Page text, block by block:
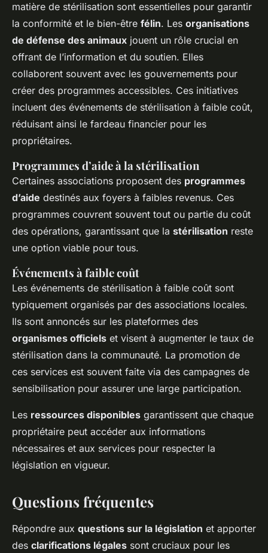
matière de stérilisation sont essentielles pour garantir
la conformité et le bien-être félin. Les organisations
de défense des animaux jouent un rôle crucial en
offrant de l’information et du soutien. Elles
collaborent souvent avec les gouvernements pour
créer des programmes accessibles. Ces initiatives
incluent des événements de stérilisation à faible coût,
réduisant ainsi le fardeau financier pour les
propriétaires.
Programmes d’aide à la stérilisation
Certaines associations proposent des programmes
d’aide destinés aux foyers à faibles revenus. Ces
programmes couvrent souvent tout ou partie du coût
des opérations, garantissant que la stérilisation reste
une option viable pour tous.
Événements à faible coût
Les événements de stérilisation à faible coût sont
typiquement organisés par des associations locales.
Ils sont annoncés sur les plateformes des
organismes officiels et visent à augmenter le taux de
stérilisation dans la communauté. La promotion de
ces services est souvent faite via des campagnes de
sensibilisation pour assurer une large participation.
Les ressources disponibles garantissent que chaque
propriétaire peut accéder aux informations
nécessaires et aux services pour respecter la
législation en vigueur.
Questions fréquentes
Répondre aux questions sur la législation et apporter
des clarifications légales sont cruciaux pour les